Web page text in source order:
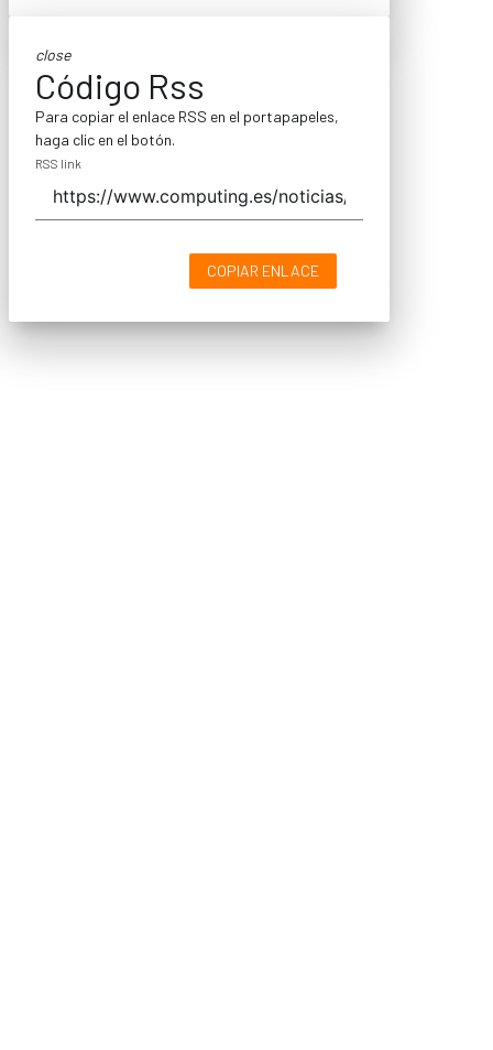
close
Código Rss
Para copiar el enlace RSS en el portapapeles,
haga clic en el botón.
RSS link
COPIAR ENLACE